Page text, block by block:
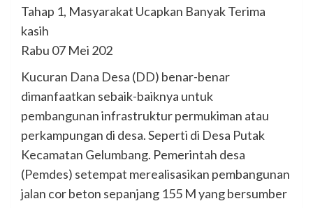
Tahap 1, Masyarakat Ucapkan Banyak Terima
kasih
Rabu 07 Mei 202
Kucuran Dana Desa (DD) benar-benar
dimanfaatkan sebaik-baiknya untuk
pembangunan infrastruktur permukiman atau
perkampungan di desa. Seperti di Desa Putak
Kecamatan Gelumbang. Pemerintah desa
(Pemdes) setempat merealisasikan pembangunan
jalan cor beton sepanjang 155 M yang bersumber